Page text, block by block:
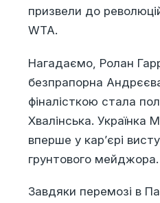
призвели до
WTA.
Нагадаємо, Ролан
безпрапорна
фіналісткою стала
Хвалінська. Українка
вперше у кар’єрі
грунтового мейджора.
Завдяки перемозі в